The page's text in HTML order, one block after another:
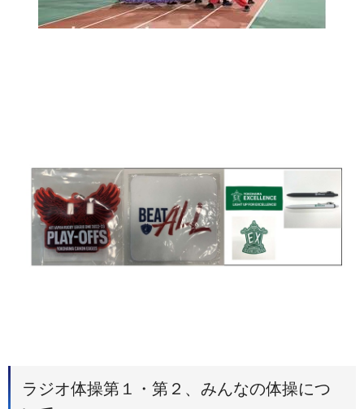
ラジオ体操第１・第２、みんなの体操につ